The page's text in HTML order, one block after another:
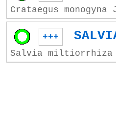
Crataegus monogyna
+++
Salvia miltiorrhiza